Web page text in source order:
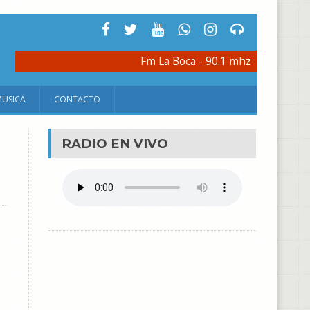
Fm La Boca - 90.1 mhz
CONTACTO
RADIO EN VIVO